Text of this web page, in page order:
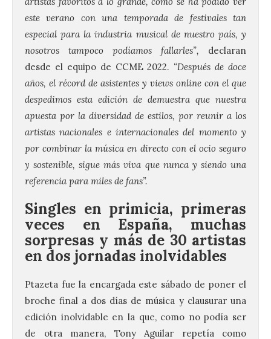
este verano con una temporada de festivales tan
especial para la industria musical de nuestro país, y
nosotros tampoco podíamos fallarles”, declaran
desde el equipo de CCME 2022. “Después de doce
años, el récord de asistentes y views online con el que
despedimos esta edición de demuestra que nuestra
apuesta por la diversidad de estilos, por reunir a los
artistas nacionales e internacionales del momento y
por combinar la música en directo con el ocio seguro
y sostenible, sigue más viva que nunca y siendo una
referencia para miles de fans”.
Singles en primicia, primeras
veces en España, muchas
sorpresas y más de 30 artistas
en dos jornadas inolvidables
Ptazeta fue la encargada este sábado de poner el
broche final a dos días de música y clausurar una
edición inolvidable en la que, como no podía ser
de otra manera, Tony Aguilar repetía como